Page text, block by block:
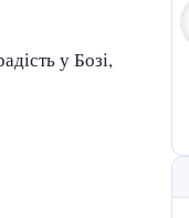
у Бозі,